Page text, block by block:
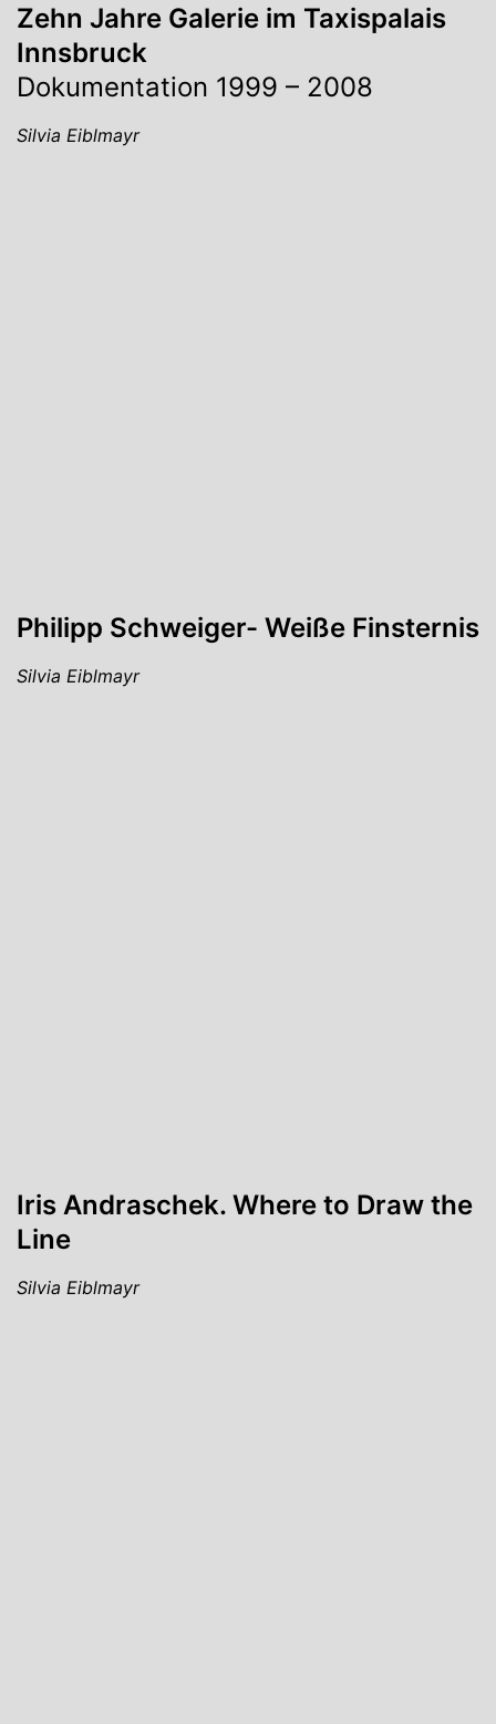
Zehn Jahre Galerie im Taxispalais
Innsbruck
Dokumentation 1999 – 2008
Silvia Eiblmayr
Philipp Schweiger- Weiße Finsternis
Silvia Eiblmayr
Iris Andraschek. Where to Draw the
Line
Silvia Eiblmayr